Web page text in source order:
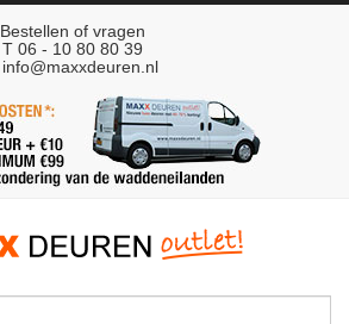
Bestellen of vragen
T 06 - 10 80 80 39
info@maxxdeuren.nl